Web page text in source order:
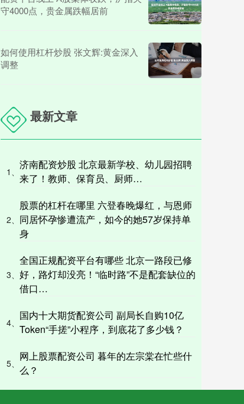
守4000点，贵金属跌幅居前
如何使用杠杆炒股 张文辉:黄金深入
调整
最新文章
1、
济南配资炒股 北京最新学校、幼儿园招聘
来了！教师、保育员、厨师…
2、
股票的杠杆在哪里 六登春晚爆红，与恩师
同居怀孕惨遭流产，如今的她57岁保持单
身
3、
全国正规配资平台有哪些 北京一路段已修
好，路灯却没亮！“临时路”不是配套缺位的
借口…
4、
国内十大期货配资公司 副局长自购10亿
Token“手搓”小程序，到底花了多少钱？
5、
网上股票配资公司 暮年的左宗棠在忙些什
么？